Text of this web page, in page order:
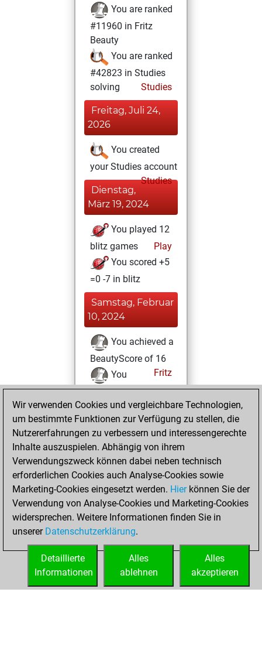
You are ranked
#11960 in Fritz
Beauty
You are ranked
#42823 in Studies
solving
Studies
Freitag, Juli 24,
2026
You created
your Studies account
Studies
Dienstag,
März 19, 2024
You played 12
blitz games
Play
You scored +5
=0 -7 in blitz
Samstag, Februar
10, 2024
You achieved a
BeautyScore of 16
Fritz
You
achieved a new Elo
of 1573
You played 6
slow games
Play
You scored +1
=0 -5 in slow games
Sonntag,
Oktober 22, 2023
You created
your Fritz account
Wir verwenden Cookies und vergleichbare Technologien,
um bestimmte Funktionen zur Verfügung zu stellen, die
Nutzererfahrungen zu verbessern und interessengerechte
Inhalte auszuspielen. Abhängig von ihrem
Verwendungszweck können dabei neben technisch
erforderlichen Cookies auch Analyse-Cookies sowie
Marketing-Cookies eingesetzt werden. Hierkönnen Sie der
Verwendung von Analyse-Cookies und Marketing-Cookies
widersprechen. Weitere Informationen finden Sie in
unserer Datenschutzerklärung.
Alles
akzeptieren
Alles
ablehnen
Detaillierte
Informationen